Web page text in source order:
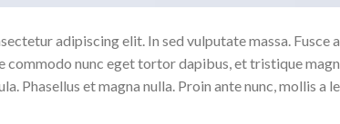
adipiscing elit. In sed vulputate massa. Fusce
commodo nunc eget tortor dapibus, et tristique
Phasellus et magna nulla. Proin ante nunc, mollis a